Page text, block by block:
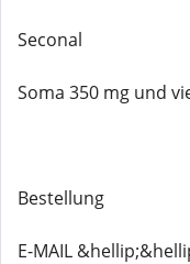
Seconal
Soma 350 mg und
Bestellung
E-MAIL